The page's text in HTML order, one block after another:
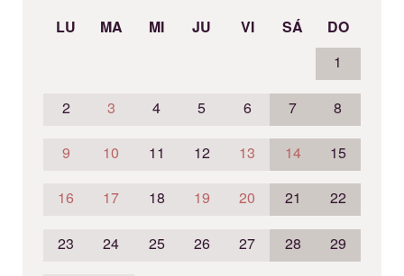
LU MA MI JU VI SÁ
DO
1
2 3 4 5 6 7 8
9 10 11 12 13 14 15
16 17 18 19 20 21 22
23 24 25 26 27 28 29